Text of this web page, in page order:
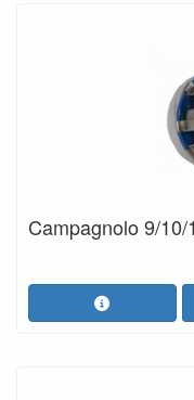
Campagnolo 9/